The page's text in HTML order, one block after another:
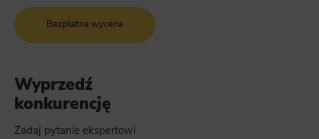
Bezpłatna wycena
Wyprzedź
konkurencję
Zadaj pytanie ekspertowi